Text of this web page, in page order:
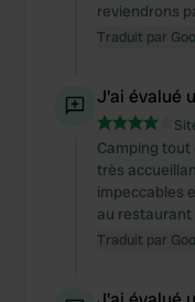
reviendrons
Traduit par
J'ai évalué
Camping
très
impeccables
au restaurant
Traduit par